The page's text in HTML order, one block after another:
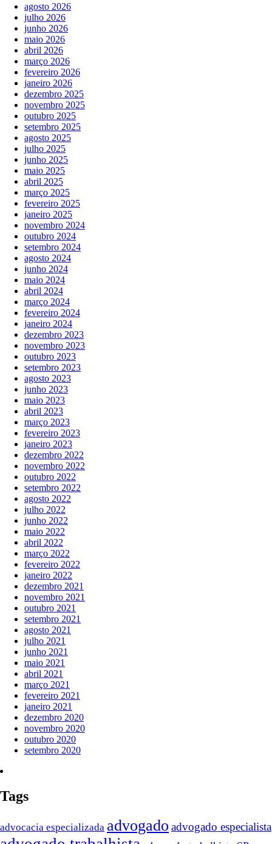
agosto 2026
julho 2026
junho 2026
maio 2026
abril 2026
março 2026
fevereiro 2026
janeiro 2026
dezembro 2025
novembro 2025
outubro 2025
setembro 2025
agosto 2025
julho 2025
junho 2025
maio 2025
abril 2025
março 2025
fevereiro 2025
janeiro 2025
novembro 2024
outubro 2024
setembro 2024
agosto 2024
junho 2024
maio 2024
abril 2024
março 2024
fevereiro 2024
janeiro 2024
dezembro 2023
novembro 2023
outubro 2023
setembro 2023
agosto 2023
junho 2023
maio 2023
abril 2023
março 2023
fevereiro 2023
janeiro 2023
dezembro 2022
novembro 2022
outubro 2022
setembro 2022
agosto 2022
julho 2022
junho 2022
maio 2022
abril 2022
março 2022
fevereiro 2022
janeiro 2022
dezembro 2021
novembro 2021
outubro 2021
setembro 2021
agosto 2021
julho 2021
junho 2021
maio 2021
abril 2021
março 2021
fevereiro 2021
janeiro 2021
dezembro 2020
novembro 2020
outubro 2020
setembro 2020
Tags
advocacia especializada advogado advogado especialista